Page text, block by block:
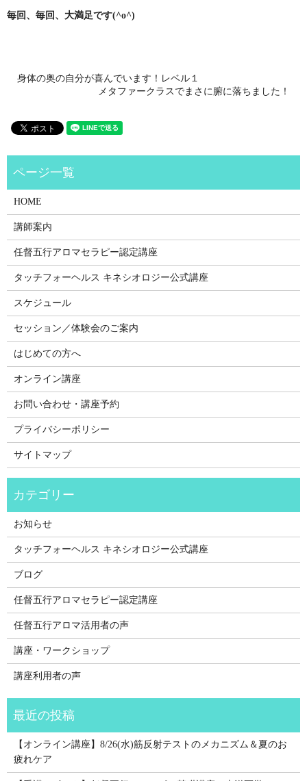
毎回、毎回、大満足です(^o^)
身体の奥の自分が喜んでいます！レベル１
メタファークラスでまさに腑に落ちました！
HOME
講師案内
任督五行アロマセラピー認定講座
タッチフォーヘルス キネシオロジー公式講座
スケジュール
セッション／体験会のご案内
はじめての方へ
オンライン講座
お問い合わせ・講座予約
プライバシーポリシー
サイトマップ
お知らせ
タッチフォーヘルス キネシオロジー公式講座
ブログ
任督五行アロマセラピー認定講座
任督五行アロマ活用者の声
講座・ワークショップ
講座利用者の声
【オンライン講座】8/26(水)筋反射テストのメカニズム＆夏のお
疲れケア